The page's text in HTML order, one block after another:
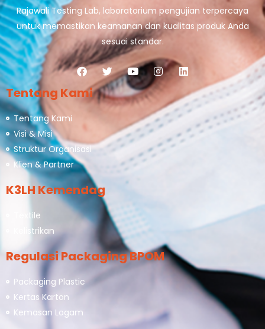
Rajawali Testing Lab, laboratorium pengujian terpercaya
untuk memastikan keamanan dan kualitas produk Anda
sesuai standar.
Tentang Kami
Tentang Kami
Visi & Misi
Struktur Organisasi
Klien & Partner
K3LH Kemendag
Textile
Kelistrikan
Regulasi Packaging BPOM
Packaging Plastic
Kertas Karton
Kemasan Logam